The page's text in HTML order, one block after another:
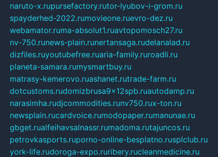
naruto-x.rupursefactory.rutor-lyubov-i-grom.ru
spayderhed-2022.rumovieone.ruevro-dez.ru
webamator.ruma-absolut1.ruavtopomosch27.ru
nv-750.runews-plain.runertansaga.rudelanalad.ru
dizfiles.ruyoutubefree.ruaria-family.ruroadli.ru
planeta-samara.rumysmartbuy.ru
matrasy-kemerovo.ruashanet.rutrade-farm.ru
dotcustoms.rudomizbrusa9x12spb.ruautodamp.ru
narasimha.rudjcommodities.runv750.rux-ton.ru
newsplain.rucardvoice.rumodopaper.rumanunae.ru
gbget.rualfeihavsalnassr.rumadoma.rutajuncos.ru
petrovkasports.ruporno-online-besplatno.rusplclub.ru
york-life.rudoroga-expo.ruribery.rucleanmedicine.ru